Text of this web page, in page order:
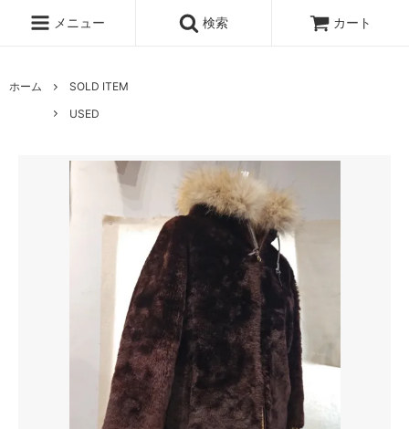
メニュー 検索 カート
ホーム
SOLD ITEM
USED